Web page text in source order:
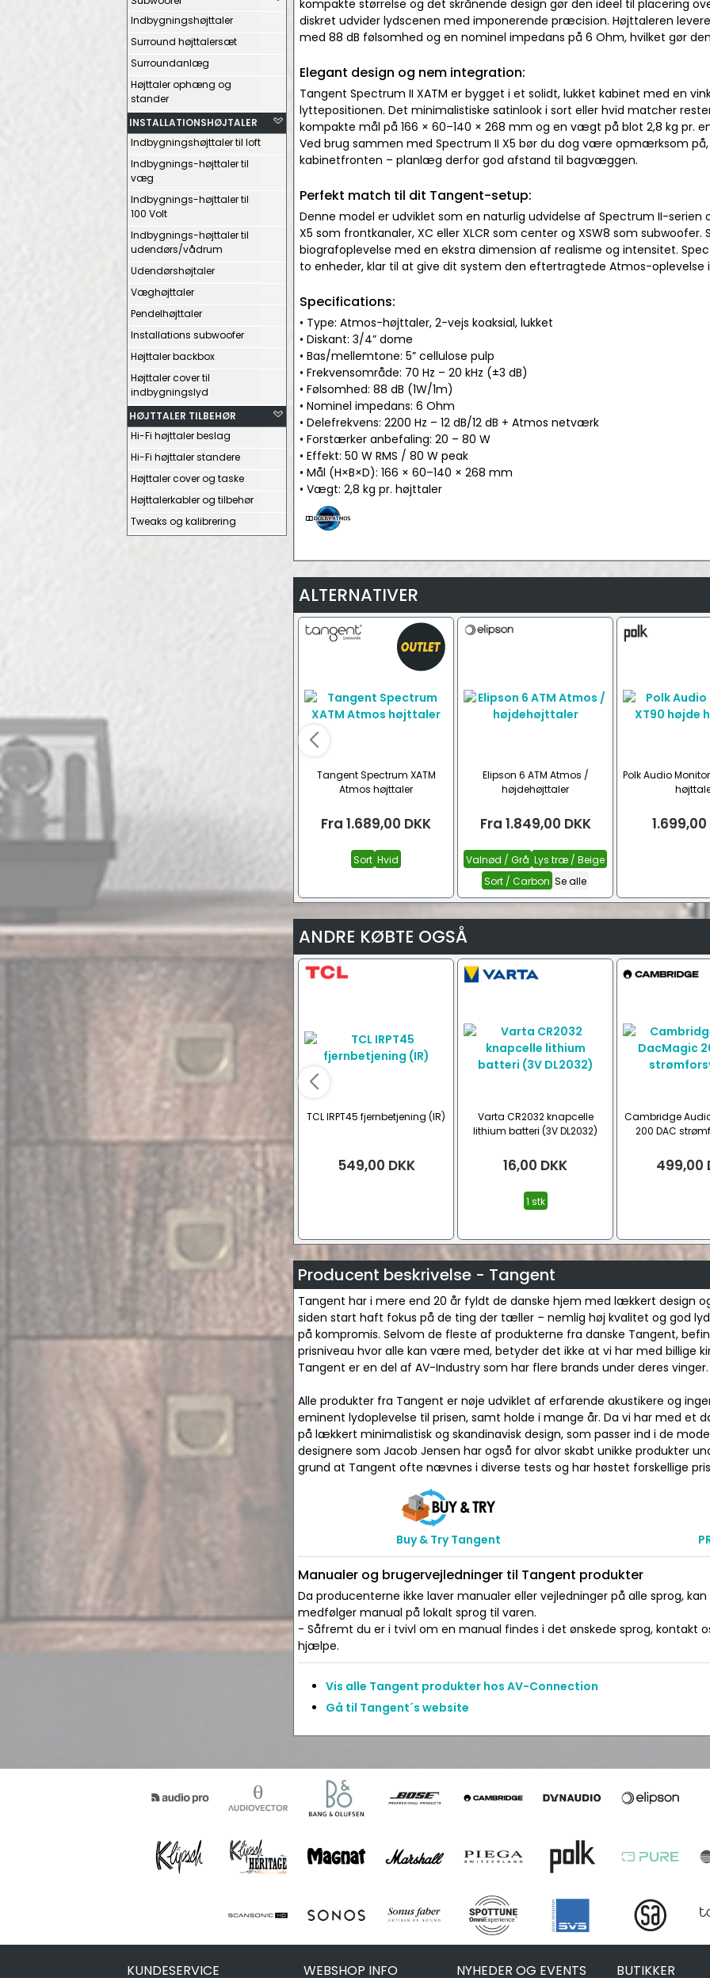
Indbygningshøjttaler
Surround højttalersæt
Surroundanlæg
Højttaler ophæng og
stander
INSTALLATIONSHØJTALER
Indbygningshøjttaler til loft
Indbygnings-højttaler til
væg
Indbygnings-højttaler til
100 Volt
Indbygnings-højttaler til
udendørs/vådrum
Udendørshøjtaler
Væghøjttaler
Pendelhøjttaler
Installations subwoofer
Højttaler backbox
Højttaler cover til
indbygningslyd
HØJTTALER TILBEHØR
Hi-Fi højttaler beslag
Hi-Fi højttaler standere
Højttaler cover og taske
Højttalerkabler og tilbehør
Tweaks og kalibrering
kompakte størrelse og det skrånende design gør den ideel til placering
diskret udvider lydscenen med imponerende præcision. Højttaleren
med 88 dB følsomhed og en nominel impedans på 6 Ohm, hvilket gør
Elegant design og nem integration:
Tangent Spectrum II XATM er bygget i et solidt, lukket kabinet med en
lyttepositionen. Det minimalistiske satinlook i sort eller hvid matcher
kompakte mål på 166 × 60–140 × 268 mm og en vægt på blot 2,8 kg pr.
Ved brug sammen med Spectrum II X5 bør du dog være opmærksom
kabinetfronten – planlæg derfor god afstand til bagvæggen.
Perfekt match til dit Tangent-setup:
Denne model er udviklet som en naturlig udvidelse af Spectrum II-
X5 som frontkanaler, XC eller XLCR som center og XSW8 som
biografoplevelse med en ekstra dimension af realisme og intensitet.
to enheder, klar til at give dit system den eftertragtede Atmos-oplevelse
Specifications:
• Type: Atmos-højttaler, 2-vejs koaksial, lukket
• Diskant: 3/4” dome
• Bas/mellemtone: 5” cellulose pulp
• Frekvensområde: 70 Hz – 20 kHz (±3 dB)
• Følsomhed: 88 dB (1W/1m)
• Nominel impedans: 6 Ohm
• Delefrekvens: 2200 Hz – 12 dB/12 dB + Atmos netværk
• Forstærker anbefaling: 20 – 80 W
• Effekt: 50 W RMS / 80 W peak
• Mål (H×B×D): 166 × 60–140 × 268 mm
• Vægt: 2,8 kg pr. højttaler
ALTERNATIVER
Tangent Spectrum XATM
Atmos højttaler
Fra 1.689,00 DKK
Sort Hvid
Elipson 6 ATM Atmos /
højdehøjttaler
Fra 1.849,00 DKK
Valnød / Grå Lys træ / Beige
Sort / Carbon Se alle
Polk Audio
1.699,00
ANDRE KØBTE OGSÅ
TCL IRPT45 fjernbetjening (IR)
549,00 DKK
Varta CR2032 knapcelle
lithium batteri (3V DL2032)
16,00 DKK
1 stk
Cambridge
200 DAC
499,00
Producent beskrivelse - Tangent
Tangent har i mere end 20 år fyldt de danske hjem med lækkert design
siden start haft fokus på de ting der tæller – nemlig høj kvalitet og god
på kompromis. Selvom de fleste af produkterne fra danske Tangent,
prisniveau hvor alle kan være med, betyder det ikke at vi har med billige
Tangent er en del af AV-Industry som har flere brands under deres vinger.
Alle produkter fra Tangent er nøje udviklet af erfarende akustikere og
eminent lydoplevelse til prisen, samt holde i mange år. Da vi har med et
på lækkert minimalistisk og skandinavisk design, som passer ind i de
designere som Jacob Jensen har også for alvor skabt unikke produkter
grund at Tangent ofte nævnes i diverse tests og har høstet forskellige
Buy & Try Tangent
Manualer og brugervejledninger til Tangent produkter
Da producenterne ikke laver manualer eller vejledninger på alle sprog,
medfølger manual på lokalt sprog til varen.
- Såfremt du er i tvivl om en manual findes i det ønskede sprog, kontakt
hjælpe.
Vis alle Tangent produkter hos AV-Connection
Gå til Tangent´s website
KUNDESERVICE WEBSHOP INFO NYHEDER OG EVENTS BUTIKKER